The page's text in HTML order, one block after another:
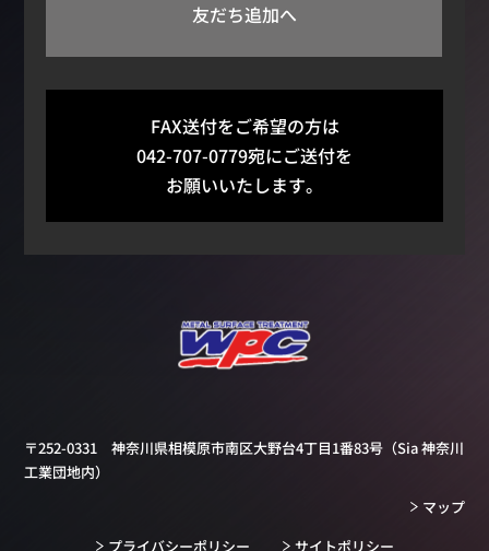
友だち追加へ
FAX送付をご希望の方は
042-707-0779宛にご送付を
お願いいたします。
〒252-0331 神奈川県相模原市南区大野台4丁目1番83号 （Sia 神奈川
工業団地内）
マップ
プライバシーポリシー
サイトポリシー